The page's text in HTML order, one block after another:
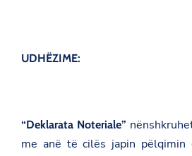
UDHËZIME:
“Deklarata Noteriale”
me anë të cilës japin